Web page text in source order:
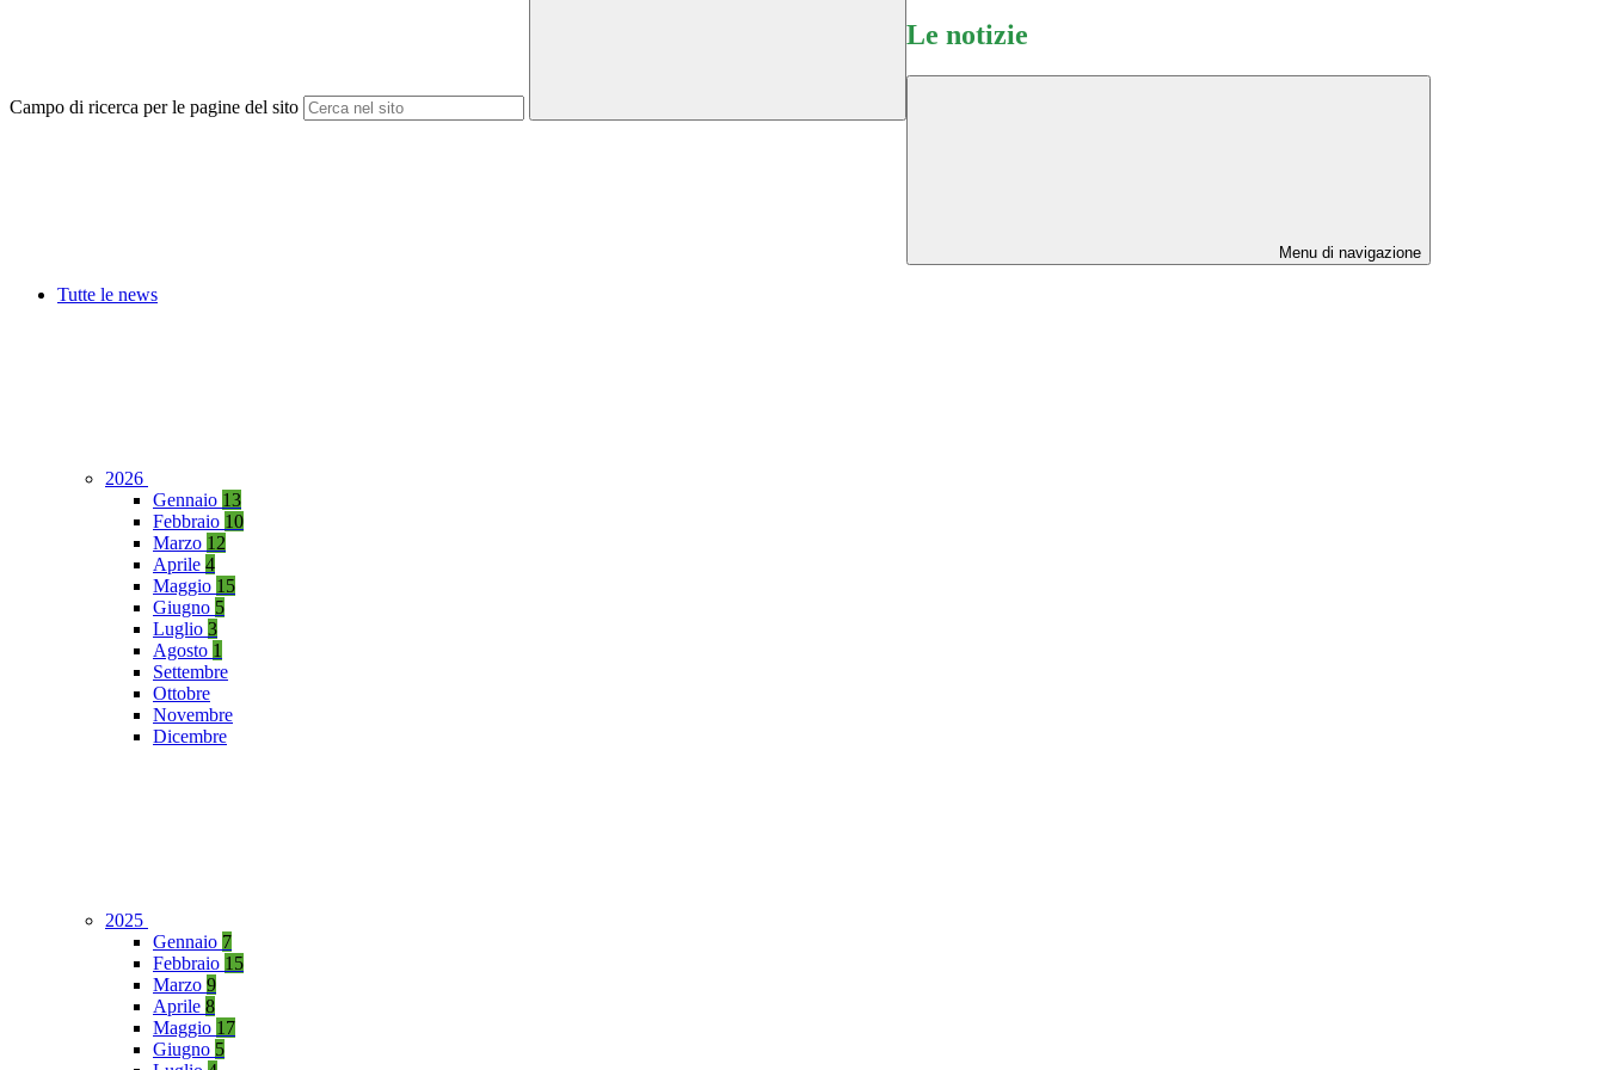
Campo di ricerca per le pagine del sito
Le notizie
Menu di navigazione
Tutte le news
2026
Gennaio 13
Febbraio 10
Marzo 12
Aprile 4
Maggio 15
Giugno 5
Luglio 3
Agosto 1
Settembre
Ottobre
Novembre
Dicembre
2025
Gennaio 7
Febbraio 15
Marzo 9
Aprile 8
Maggio 17
Giugno 5